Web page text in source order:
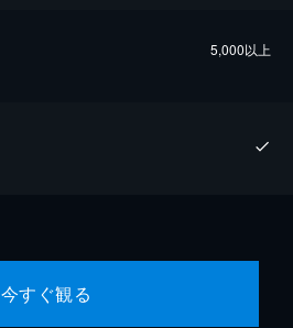
5,000以上
今すぐ観る